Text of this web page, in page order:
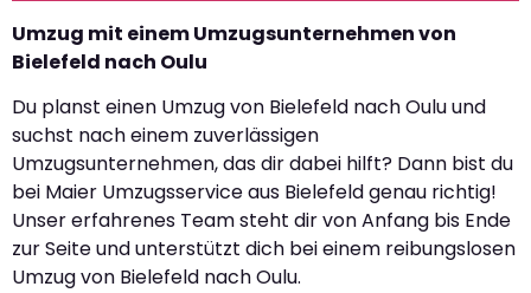
Umzug mit einem Umzugsunternehmen von
Bielefeld nach Oulu
Du planst einen Umzug von Bielefeld nach Oulu und
suchst nach einem zuverlässigen
Umzugsunternehmen, das dir dabei hilft? Dann bist du
bei Maier Umzugsservice aus Bielefeld genau richtig!
Unser erfahrenes Team steht dir von Anfang bis Ende
zur Seite und unterstützt dich bei einem reibungslosen
Umzug von Bielefeld nach Oulu.